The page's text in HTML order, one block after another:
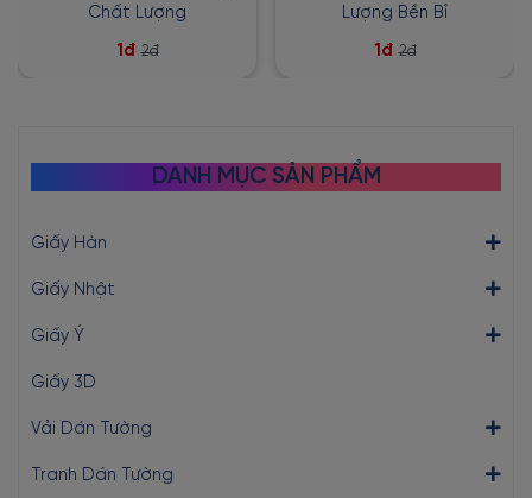
Chất Lượng
1đ 2đ
Lượng Bền Bỉ
1đ 2đ
DANH MỤC SẢN PHẨM
Giấy Hàn
Giấy Nhật
Giấy Ý
Giấy 3D
Vải Dán Tường
Tranh Dán Tường